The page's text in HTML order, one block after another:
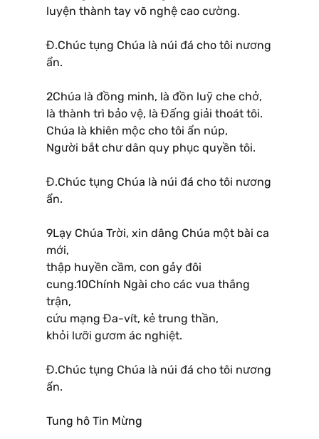
luyện thành tay võ nghệ cao cường.
Đ.Chúc tụng Chúa là núi đá cho tôi nương
ẩn.
2Chúa là đồng minh, là đồn luỹ che chở,
là thành trì bảo vệ, là Đấng giải thoát tôi.
Chúa là khiên mộc cho tôi ẩn núp,
Người bắt chư dân quy phục quyền tôi.
Đ.Chúc tụng Chúa là núi đá cho tôi nương
ẩn.
9Lạy Chúa Trời, xin dâng Chúa một bài ca
mới,
thập huyền cầm, con gảy đôi
cung.10Chính Ngài cho các vua thắng
trận,
cứu mạng Đa-vít, kẻ trung thần,
khỏi lưỡi gươm ác nghiệt.
Đ.Chúc tụng Chúa là núi đá cho tôi nương
ẩn.
Tung hô Tin Mừng